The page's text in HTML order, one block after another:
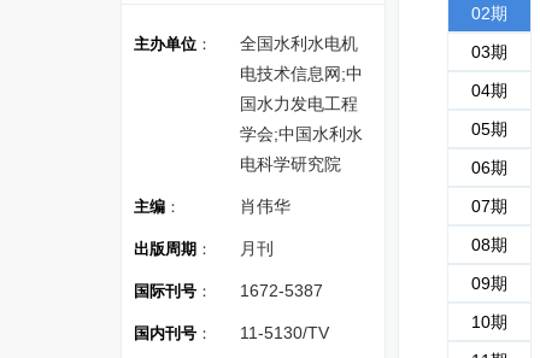
主办单位 ：
全国水利水电机
电技术信息网;中
国水力发电工程
学会;中国水利水
电科学研究院
主编 ： 肖伟华
出版周期 ： 月刊
国际刊号 ： 1672-5387
国内刊号 ： 11-5130/TV
02期
03期
04期
05期
06期
07期
08期
09期
10期